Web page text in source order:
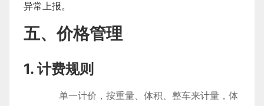
异常上报。
五、价格管理
1. 计费规则
单一计价，按重量、体积、整车来计量，体